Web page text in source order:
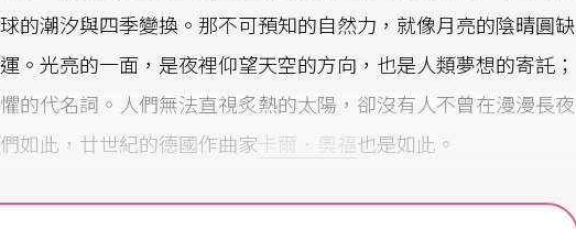
的潮汐與四季變換。那不可預知的自然力，就像月亮的陰晴圓缺
。光亮的一面，是夜裡仰望天空的方向，也是人類夢想的寄託；
的代名詞。人們無法直視炙熱的太陽，卻沒有人不曾在漫漫長夜
如此，廿世紀的德國作曲家卡爾．奧福也是如此。